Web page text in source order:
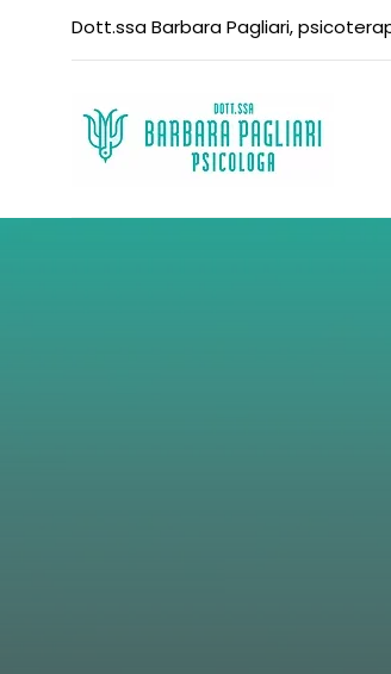
Dott.ssa Barbara Pagliari,